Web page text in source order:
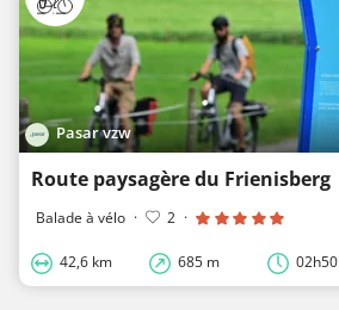
Pasar vzw
Route paysagère du Frienisberg
Balade à vélo · 2 ·
42,6 km 685 m 02h50